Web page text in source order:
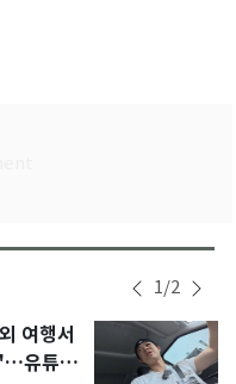
1/2
여행서
유튜브